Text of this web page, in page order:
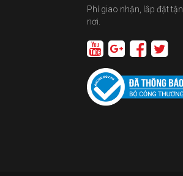
Phí giao nhận, lắp đặt tận
nơi.